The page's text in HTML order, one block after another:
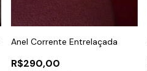
Anel Corrente Entrelaçada
R$290,00